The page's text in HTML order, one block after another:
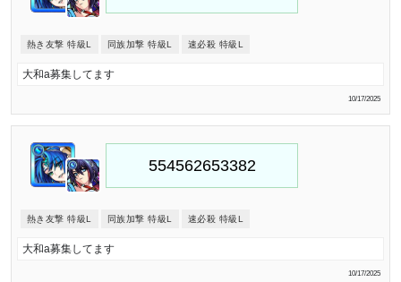
熱き友撃 特級L 同族加撃 特級L 速必殺 特級L
大和a募集してます
10/17/2025
熱き友撃 特級L 同族加撃 特級L 速必殺 特級L
大和a募集してます
10/17/2025